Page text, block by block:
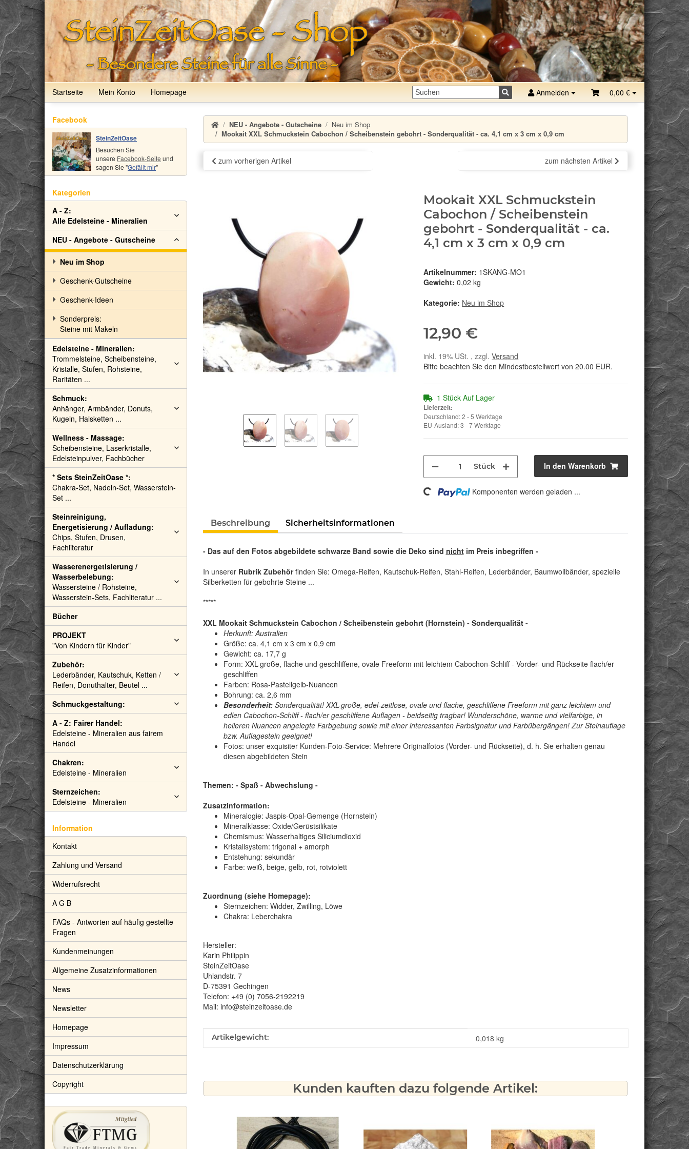
Startseite Mein Konto Homepage Anmelden 0,00 €
NEU - Angebote - Gutscheine
Neu im Shop
Mookait XXL Schmuckstein Cabochon / Scheibenstein gebohrt - Sonderqualität - ca. 4,1 cm x 3 cm x 0,9 cm
zum vorherigen Artikel zum nächsten Artikel
Mookait XXL Schmuckstein
Cabochon / Scheibenstein
gebohrt - Sonderqualität - ca.
4,1 cm x 3 cm x 0,9 cm
Artikelnummer: 1SKANG-MO1
Gewicht: 0,02 kg
Kategorie: Neu im Shop
12,90 €
inkl. 19% USt. , zzgl.Versand
Bitte beachten Sie den Mindestbestellwert von 20.00 EUR.
1 Stück Auf Lager
Lieferzeit:
Deutschland: 2 - 5 Werktage
EU-Ausland: 3 - 7 Werktage
Stück In den Warenkorb
Loading... Komponenten werden geladen ...
Beschreibung Sicherheitsinformationen
- Das auf den Fotos abgebildete schwarze Band sowie die Deko sind nichtim Preis inbegriffen -
In unserer Rubrik Zubehörfinden Sie: Omega-Reifen, Kautschuk-Reifen, Stahl-Reifen, Lederbänder, Baumwollbänder, spezielle
Silberketten für gebohrte Steine ...
*****
XXL Mookait Schmuckstein Cabochon / Scheibenstein gebohrt (Hornstein) - Sonderqualität -
Herkunft: Australien
Größe: ca. 4,1 cm x 3 cm x 0,9 cm
Gewicht: ca. 17,7 g
Form: XXL-große, flache und geschliffene, ovale Freeform mit leichtem Cabochon-Schliff - Vorder- und Rückseite flach/er
geschliffen
Farben: Rosa-Pastellgelb-Nuancen
Bohrung: ca. 2,6 mm
Besonderheit:Sonderqualität! XXL-große, edel-zeitlose, ovale und flache, geschliffene Freeform mit ganz leichtem und
edlen Cabochon-Schliff - flach/er geschliffene Auflagen - beidseitig tragbar! Wunderschöne, warme und vielfarbige, in
helleren Nuancen angelegte Farbgebung sowie mit einer interessanten Farbsignatur und Farbübergängen! Zur Steinauflage
bzw. Auflagestein geeignet!
Fotos: unser exquisiter Kunden-Foto-Service: Mehrere Originalfotos (Vorder- und Rückseite), d. h. Sie erhalten genau
diesen abgebildeten Stein
Themen: - Spaß - Abwechslung -
Zusatzinformation:
Mineralogie: Jaspis-Opal-Gemenge (Hornstein)
Mineralklasse: Oxide/Gerüstsilikate
Chemismus: Wasserhaltiges Siliciumdioxid
Kristallsystem: trigonal + amorph
Entstehung: sekundär
Farbe: weiß, beige, gelb, rot, rotviolett
Zuordnung (siehe Homepage):
Sternzeichen: Widder, Zwilling, Löwe
Chakra: Leberchakra
Hersteller:
Karin Philippin
SteinZeitOase
Uhlandstr. 7
D-75391 Gechingen
Telefon: +49 (0) 7056-2192219
Mail: info@steinzeitoase.de
Produkteigenschaft
Wert
Artikelgewicht: 0,018 kg
Kunden kauften dazu folgende Artikel:
Facebook
SteinZeitOase
Besuchen Sie
unsere Facebook-Seite und
sagen Sie "Gefällt mir"
Kategorien
A - Z:
Alle Edelsteine - Mineralien
NEU - Angebote - Gutscheine
Neu im Shop
Geschenk-Gutscheine
Geschenk-Ideen
Sonderpreis:
Steine mit Makeln
Edelsteine - Mineralien:
Trommelsteine, Scheibensteine,
Kristalle, Stufen, Rohsteine,
Raritäten ...
Schmuck:
Anhänger, Armbänder, Donuts,
Kugeln, Halsketten ...
Wellness - Massage:
Scheibensteine, Laserkristalle,
Edelsteinpulver, Fachbücher
* Sets SteinZeitOase *:
Chakra-Set, Nadeln-Set, Wasserstein-
Set ...
Steinreinigung,
Energetisierung / Aufladung:
Chips, Stufen, Drusen,
Fachliteratur
Wasserenergetisierung /
Wasserbelebung:
Wassersteine / Rohsteine,
Wasserstein-Sets, Fachliteratur ...
Bücher
PROJEKT
"Von Kindern für Kinder"
Zubehör:
Lederbänder, Kautschuk, Ketten /
Reifen, Donuthalter, Beutel ...
Schmuckgestaltung:
A - Z: Fairer Handel:
Edelsteine - Mineralien aus fairem
Handel
Chakren:
Edelsteine - Mineralien
Sternzeichen:
Edelsteine - Mineralien
Information
Kontakt
Zahlung und Versand
Widerrufsrecht
A G B
FAQs - Antworten auf häufig gestellte
Fragen
Kundenmeinungen
Allgemeine Zusatzinformationen
News
Newsletter
Homepage
Impressum
Datenschutzerklärung
Copyright